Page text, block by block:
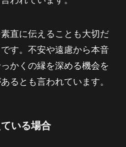
直に伝えることも大切だ
す。不安や遠慮から本音
かくの縁を深める機会を
るとも言われています。
いる場合